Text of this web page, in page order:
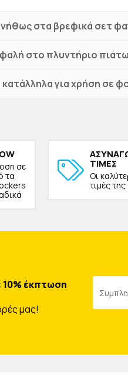
στα βρεφικά σετ
στο πλυντήριο
για χρήση σε
σε
τα
ΤΙΜΕΣ
Οι
τιμές
10% έκπτωση
μας!